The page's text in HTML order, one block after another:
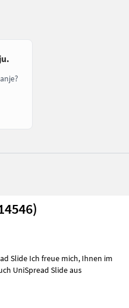
Ihnen im
UniSpread Slide aus